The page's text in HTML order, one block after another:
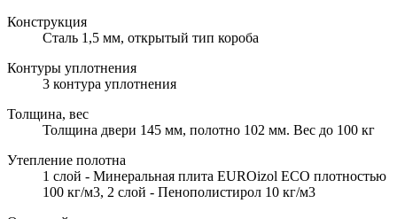
Конструкция
Сталь 1,5 мм, открытый тип короба
Контуры уплотнения
3 контура уплотнения
Толщина, вес
Толщина двери 145 мм, полотно 102 мм. Вес до 100 кг
Утепление полотна
1 слой - Минеральная плита EUROizol ECO плотностью
100 кг/м3, 2 слой - Пенополистирол 10 кг/м3